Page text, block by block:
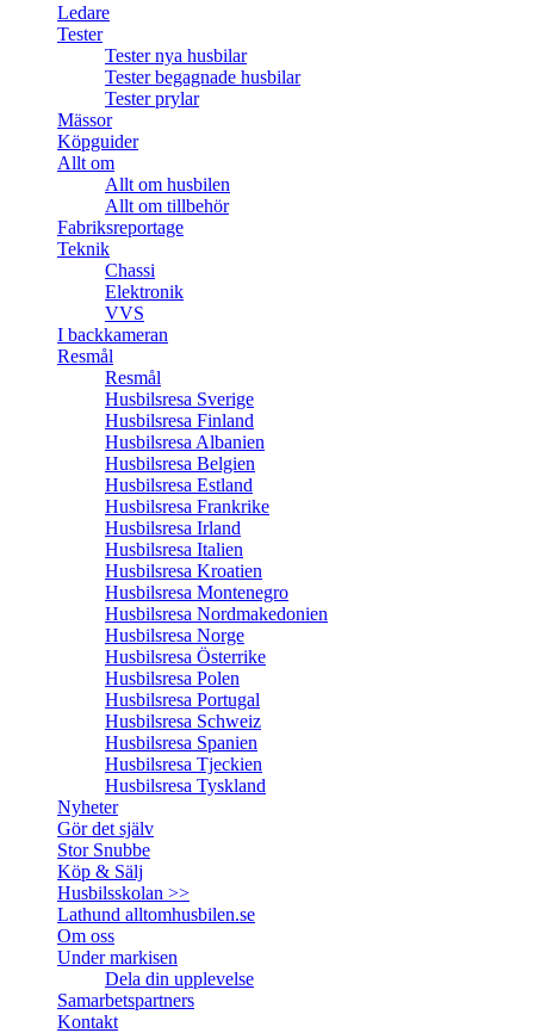
Ledare
Tester
Tester nya husbilar
Tester begagnade husbilar
Tester prylar
Mässor
Köpguider
Allt om
Allt om husbilen
Allt om tillbehör
Fabriksreportage
Teknik
Chassi
Elektronik
VVS
I backkameran
Resmål
Resmål
Husbilsresa Sverige
Husbilsresa Finland
Husbilsresa Albanien
Husbilsresa Belgien
Husbilsresa Estland
Husbilsresa Frankrike
Husbilsresa Irland
Husbilsresa Italien
Husbilsresa Kroatien
Husbilsresa Montenegro
Husbilsresa Nordmakedonien
Husbilsresa Norge
Husbilsresa Österrike
Husbilsresa Polen
Husbilsresa Portugal
Husbilsresa Schweiz
Husbilsresa Spanien
Husbilsresa Tjeckien
Husbilsresa Tyskland
Nyheter
Gör det själv
Stor Snubbe
Köp & Sälj
Husbilsskolan >>
Lathund alltomhusbilen.se
Om oss
Under markisen
Dela din upplevelse
Samarbetspartners
Kontakt